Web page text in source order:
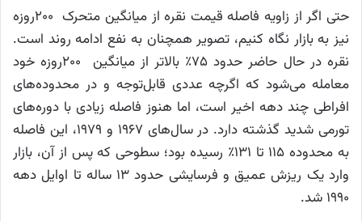
حتی اگر از زاویه فاصله قیمت نقره از میانگین متحرک ۲۰۰روزه
نیز به بازار نگاه کنیم، تصویر همچنان به نفع ادامه روند است.
نقره در حال حاضر حدود ۷۵٪ بالاتر از میانگین ۲۰۰روزه خود
معامله می‌شود که اگرچه عددی قابل‌توجه و در محدوده‌های
افراطی چند دهه اخیر است، اما هنوز فاصله زیادی با دوره‌های
تورمی شدید گذشته دارد. در سال‌های ۱۹۶۷ و ۱۹۷۹، این فاصله
به محدوده ۱۱۵ تا ۱۳۱٪ رسیده بود؛ سطوحی که پس از آن، بازار
وارد یک ریزش عمیق و فرسایشی حدود ۱۳ ساله تا اوایل دهه
۱۹۹۰ شد.